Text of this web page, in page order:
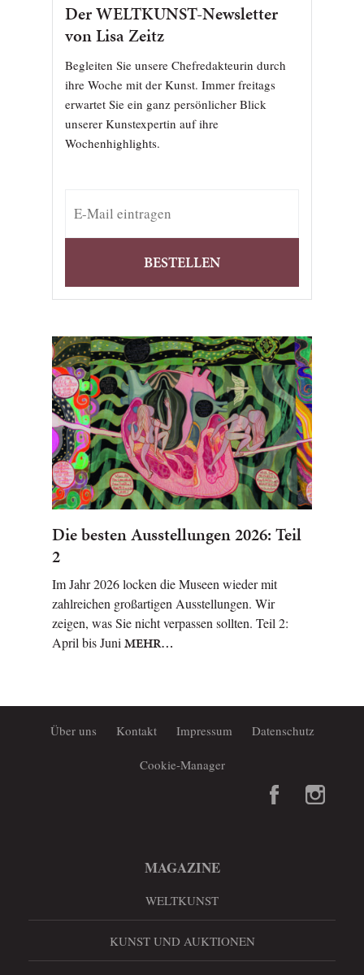
Der WELTKUNST-Newsletter
von Lisa Zeitz
Begleiten Sie unsere Chefredakteurin durch
ihre Woche mit der Kunst. Immer freitags
erwartet Sie ein ganz persönlicher Blick
unserer Kunstexpertin auf ihre
Wochenhighlights.
BESTELLEN
Die besten Ausstellungen 2026: Teil
2
Im Jahr 2026 locken die Museen wieder mit
zahlreichen großartigen Ausstellungen. Wir
zeigen, was Sie nicht verpassen sollten. Teil 2:
April bis JuniMEHR…
Über uns Kontakt Impressum Datenschutz
Cookie-Manager
MAGAZINE
WELTKUNST
KUNST UND AUKTIONEN